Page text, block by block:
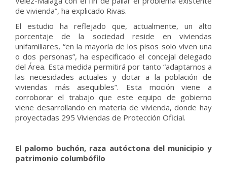
de vivienda”, ha explicado Rivas.
El estudio ha reflejado que, actualmente, un alto
porcentaje de la sociedad reside en viviendas
unifamiliares, “en la mayoría de los pisos solo viven una
o dos personas”, ha especificado el concejal delegado
del Área. Esta medida permitirá por tanto “adaptarnos a
las necesidades actuales y dotar a la población de
viviendas más asequibles”. Esta moción viene a
corroborar el trabajo que este equipo de gobierno
viene desarrollando en materia de vivienda, donde hay
proyectadas 295 Viviendas de Protección Oficial.
El palomo buchón, raza autóctona del municipio y
patrimonio columbófilo